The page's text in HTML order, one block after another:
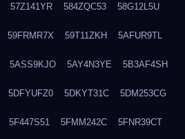
57Z141YR 584ZQC53 58G12L5U
59FRMR7X 59T11ZKH 5AFUR9TL
5ASS9KJO 5AY4N3YE 5B3AF4SH
5DFYUFZ0 5DKYT31C 5DM253CG
5F447S51 5FMM242C 5FNR39CT